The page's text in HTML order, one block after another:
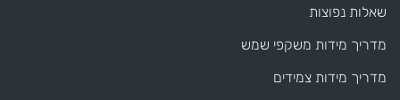
שאלות נפוצות
מדריך מידות משקפי שמש
מדריך מידות צמידים